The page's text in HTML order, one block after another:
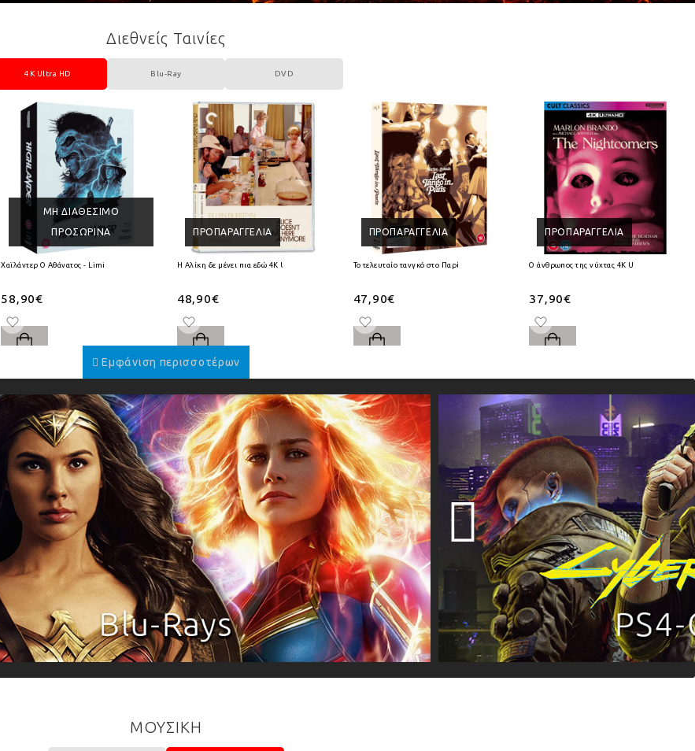
Διεθνείς Ταινίες
4K Ultra HD Blu-Ray DVD
ΜΗ ΔΙΑΘΈΣΙΜΟ
ΠΡΟΣΩΡΙΝΆ
Χαϊλάντερ Ο Αθάνατος - Limited Collectors Edition 4K Ultra HD + Blu-Ray
58,90€
ΠΡΟΠΑΡΑΓΓΕΛΊΑ
Η Αλίκη δε μένει πια εδώ 4K Ultra HD + Blu-Ray
48,90€
ΠΡΟΠΑΡΑΓΓΕΛΊΑ
Το τελευταίο τανγκό στο Παρίσι 4K Ultra HD + Blu-Ray
47,90€
ΠΡΟΠΑΡΑΓΓΕΛΊΑ
Ο άνθρωπος της νύχτας 4K Ultra HD
37,90€
ΜΟΥΣΙΚΗ